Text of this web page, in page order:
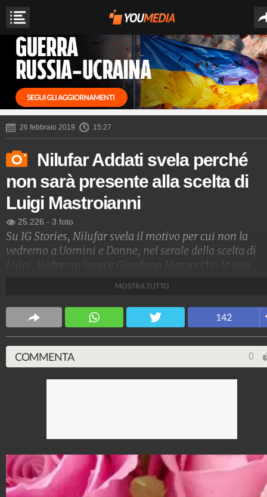
26 febbraio 2019 15:27
Nilufar Addati svela perché
non sarà presente alla scelta di
Luigi Mastroianni
25.226 - 3 foto
Su IG Stories, Nilufar svela il motivo per cui non la
vedremo a Uomini e Donne, nel serale della scelta di
Luigi. Vedremo invece Giordano Mazzocchi: la sua
Spettacolo Fanpage
4.053.365.787 9.454 video 76.076 foto
MOSTRA TUTTO
142
COMMENTA 0